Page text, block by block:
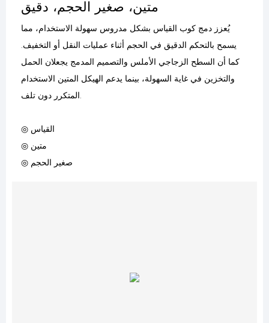
متين، صغير الحجم، دقيق
يُعزز دمج كوب القياس بشكل مدروس سهولة الاستخدام، مما
يسمح بالتحكم الدقيق في الحجم أثناء عمليات النقل أو التخفيف.
كما أن السطح الزجاجي الأملس والتصميم المدمج يجعلان الحمل
والتخزين في غاية السهولة، بينما يدعم الهيكل المتين الاستخدام
المتكرر دون تلف.
◎ القياس
◎ متين
◎ صغير الحجم